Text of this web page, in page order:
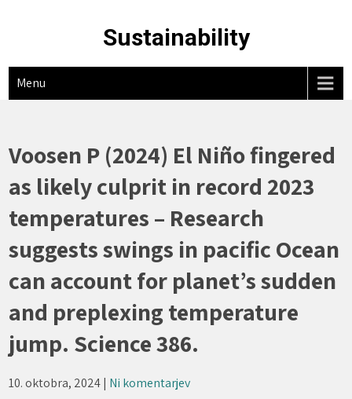
Sustainability
Menu
Voosen P (2024) El Niño fingered
as likely culprit in record 2023
temperatures – Research
suggests swings in pacific Ocean
can account for planet’s sudden
and preplexing temperature
jump. Science 386.
10. oktobra, 2024| Ni komentarjev